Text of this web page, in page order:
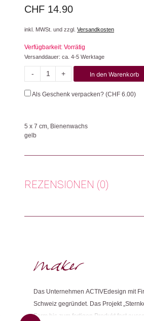
CHF 14.90
inkl. MWSt. und zzgl. Versandkosten
Verfügbarkeit: Vorrätig
Versanddauer: ca. 4-5 Werktage
-
Bienenwachs
Menge
+ In den Warenkorb
Als Geschenk verpacken? (CHF 6.00)
5 x 7 cm, Bienenwachs
gelb
Die handgefertigte Sternkerze aus
Produktion: Schweiz
REZENSIONEN (0)
Das Unternehmen ACTIVEdesign mit
Schweiz gegründet. Das Projekt
Form bis zum fertigen Produkt fast